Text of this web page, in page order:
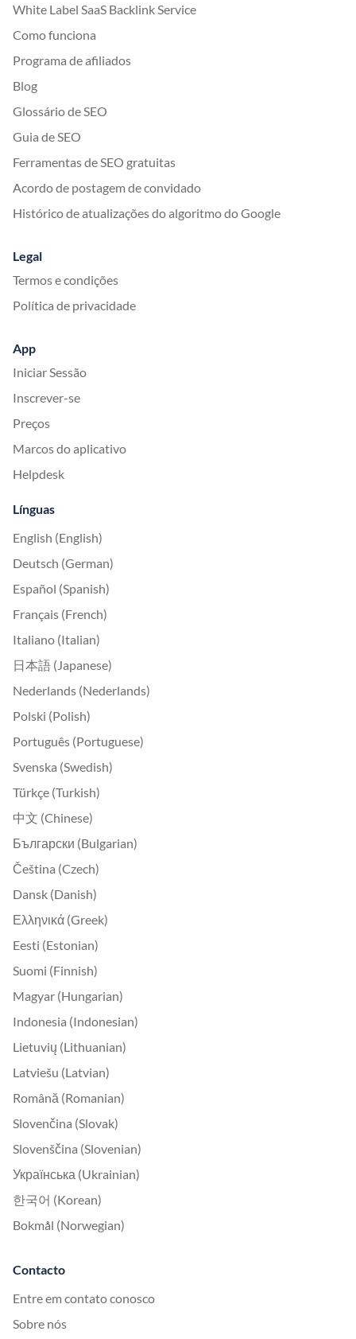
White Label SaaS Backlink Service
Como funciona
Programa de afiliados
Blog
Glossário de SEO
Guia de SEO
Ferramentas de SEO gratuitas
Acordo de postagem de convidado
Histórico de atualizações do algoritmo do Google
Legal
Termos e condições
Política de privacidade
App
Iniciar Sessão
Inscrever-se
Preços
Marcos do aplicativo
Helpdesk
Línguas
English (English)
Deutsch (German)
Español (Spanish)
Français (French)
Italiano (Italian)
日本語 (Japanese)
Nederlands (Nederlands)
Polski (Polish)
Português (Portuguese)
Svenska (Swedish)
Türkçe (Turkish)
中文 (Chinese)
Български (Bulgarian)
Čeština (Czech)
Dansk (Danish)
Ελληνικά (Greek)
Eesti (Estonian)
Suomi (Finnish)
Magyar (Hungarian)
Indonesia (Indonesian)
Lietuvių (Lithuanian)
Latviešu (Latvian)
Română (Romanian)
Slovenčina (Slovak)
Slovenščina (Slovenian)
Українська (Ukrainian)
한국어 (Korean)
Bokmål (Norwegian)
Contacto
Entre em contato conosco
Sobre nós